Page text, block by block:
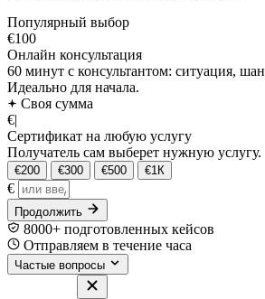
Популярный выбор
€100
Онлайн консультация
60 минут с консультантом: ситуация,
Идеально для начала.
Своя сумма
€|
Сертификат на любую услугу
Получатель сам выберет нужную услугу.
€200 €300 €500 €1К
€
Продолжить
8000+ подготовленных кейсов
Отправляем в течение часа
Частые вопросы